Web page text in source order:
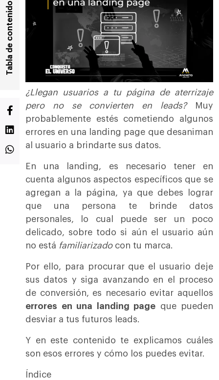
Tabla de contenido
¿Llegan usuarios a tu página de aterrizaje
pero no se convierten en leads?Muy
probablemente estés cometiendo algunos
errores en una landing page que desaniman
al usuario a brindarte sus datos.
En una landing, es necesario tener en
cuenta algunos aspectos específicos que se
agregan a la página, ya que debes lograr
que una persona te brinde datos
personales, lo cual puede ser un poco
delicado, sobre todo si aún el usuario aún
no está familiarizadocon tu marca.
Por ello, para procurar que el usuario deje
sus datos y siga avanzando en el proceso
de conversión, es necesario evitar aquellos
errores en una landing page que pueden
desviar a tus futuros leads.
Y en este contenido te explicamos cuáles
son esos errores y cómo los puedes evitar.
Índice